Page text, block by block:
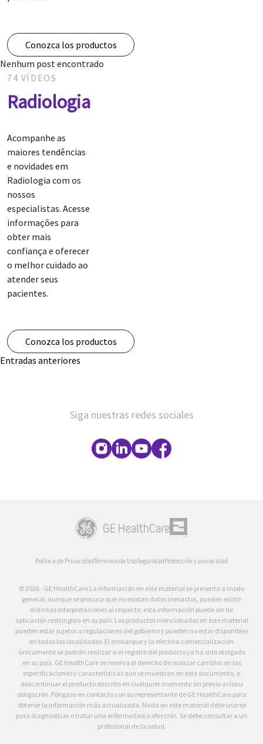
Conozca los productos
Nenhum post encontrado
74 VÍDEOS
Radiologia
Acompanhe as
maiores tendências
e novidades em
Radiologia com os
nossos
especialistas. Acesse
informações para
obter mais
confiança e oferecer
o melhor cuidado ao
atender seus
pacientes.
Conozca los productos
Navegación
Entradas anteriores
Siga nuestras redes sociales
Política de PrivacidadTérminos de UsoSeguridadProtección y privacidad
© 2026 - GE HealthCare La información en este material se presenta a modo
general, aunque se procura que no existan datos inexactos, pueden existir
distintas interpretaciones al respecto; esta información puede ser de
aplicación restringida en su país. Los productos mencionados en este material
pueden estar sujetos a regulaciones del gobierno y pueden no estar disponibles
en todas las localidades. El embarque y la efectiva comercialización
únicamente se podrán realizar si el registro del producto ya ha sido otorgado
en su país. GE HealthCare se reserva el derecho de realizar cambios en las
especificaciones y características que se muestran en este documento, o
descontinuar el producto descrito en cualquier momento sin previo aviso u
obligación. Póngase en contacto con su representante de GE HealthCare para
obtener la información más actualizada. Nada en este material debe usarse
para diagnosticar o tratar una enfermedad o afección. Se debe consultar a un
profesional de la salud.